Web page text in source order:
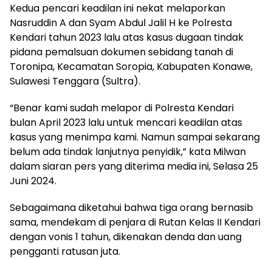
Kedua pencari keadilan ini nekat melaporkan
Nasruddin A dan Syam Abdul Jalil H ke Polresta
Kendari tahun 2023 lalu atas kasus dugaan tindak
pidana pemalsuan dokumen sebidang tanah di
Toronipa, Kecamatan Soropia, Kabupaten Konawe,
Sulawesi Tenggara (Sultra).
“Benar kami sudah melapor di Polresta Kendari
bulan April 2023 lalu untuk mencari keadilan atas
kasus yang menimpa kami. Namun sampai sekarang
belum ada tindak lanjutnya penyidik,” kata Milwan
dalam siaran pers yang diterima media ini, Selasa 25
Juni 2024.
Sebagaimana diketahui bahwa tiga orang bernasib
sama, mendekam di penjara di Rutan Kelas II Kendari
dengan vonis 1 tahun, dikenakan denda dan uang
pengganti ratusan juta.